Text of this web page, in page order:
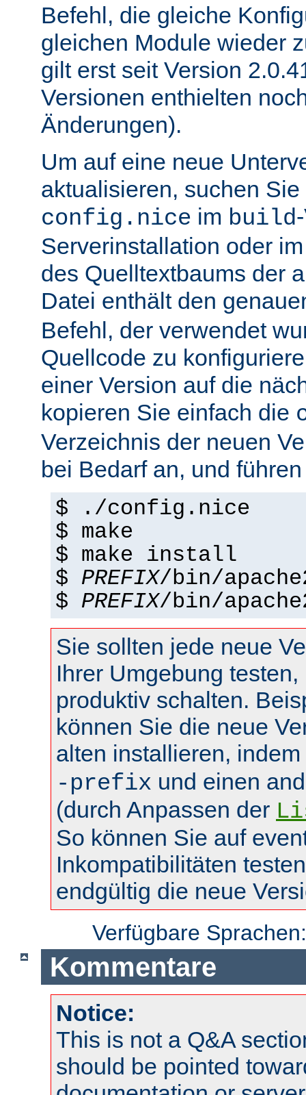
Befehl, die gleiche
gleichen Module wieder
gilt erst seit Version
Versionen enthielten
Änderungen).
Um auf eine neue
aktualisieren, suchen
config.nice im build
Serverinstallation oder
des Quelltextbaums der
Datei enthält den
Befehl, der verwendet
Quellcode zu
einer Version auf die
kopieren Sie einfach die
Verzeichnis der neuen
bei Bedarf an, und
$ ./config.nice
$ make
$ make install
$ PREFIX/bin/
$ PREFIX/bin/
Sie sollten jede neue
Ihrer Umgebung
produktiv schalten.
können Sie die neue
alten installieren,
-prefix und einen
(durch Anpassen der
So können Sie auf
Inkompatibilitäten
endgültig die neue
Verfügbare
Kommentare
Notice:
This is not a Q&A
should be pointed